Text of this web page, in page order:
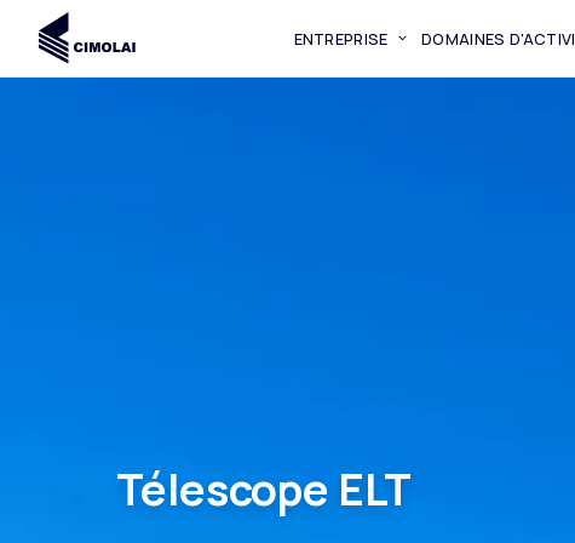
ENTREPRISE DOMAINES
Télescope ELT